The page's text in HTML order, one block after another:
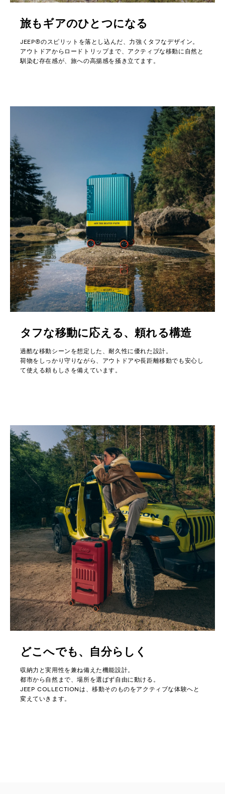
旅もギアのひとつになる
JEEP®のスピリットを落とし込んだ、力強くタフなデザイン。
アウトドアからロードトリップまで、アクティブな移動に自然と
馴染む存在感が、旅への高揚感を掻き立てます。
タフな移動に応える、頼れる構造
過酷な移動シーンを想定した、耐久性に優れた設計。
荷物をしっかり守りながら、アウトドアや長距離移動でも安心し
て使える頼もしさを備えています。
どこへでも、自分らしく
収納力と実用性を兼ね備えた機能設計。
都市から自然まで、場所を選ばず自由に動ける。
JEEP COLLECTIONは、移動そのものをアクティブな体験へと
変えていきます。